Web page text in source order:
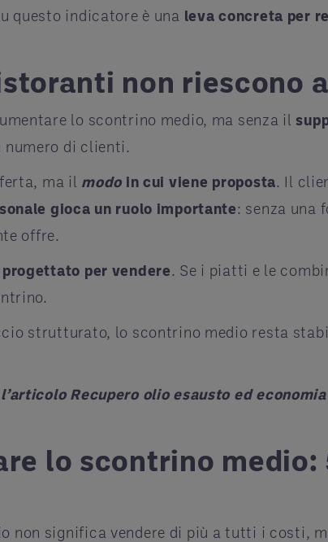
questo indicatore è una leva concreta per
non riescono
lo scontrino medio, ma senza il
numero di clienti.
ma il modo in cui viene proposta. Il
gioca un ruolo importante: senza una
offre.
progettato per vendere. Se i piatti e le
strutturato, lo scontrino medio resta
Recupero olio esausto ed
lo scontrino
non significa vendere di più a tutti i costi,